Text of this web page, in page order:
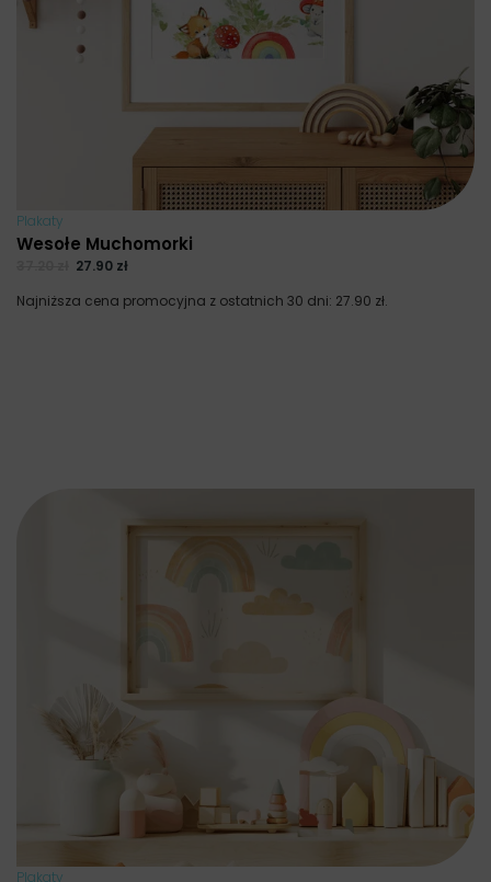
Plakaty
Wesołe Muchomorki
27.90 zł
Najniższa cena promocyjna z ostatnich 30 dni: 27.90 zł.
Plakaty